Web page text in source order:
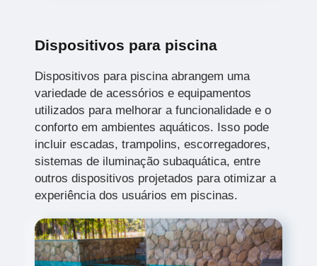
Dispositivos para piscina
Dispositivos para piscina abrangem uma
variedade de acessórios e equipamentos
utilizados para melhorar a funcionalidade e o
conforto em ambientes aquáticos. Isso pode
incluir escadas, trampolins, escorregadores,
sistemas de iluminação subaquática, entre
outros dispositivos projetados para otimizar a
experiência dos usuários em piscinas.